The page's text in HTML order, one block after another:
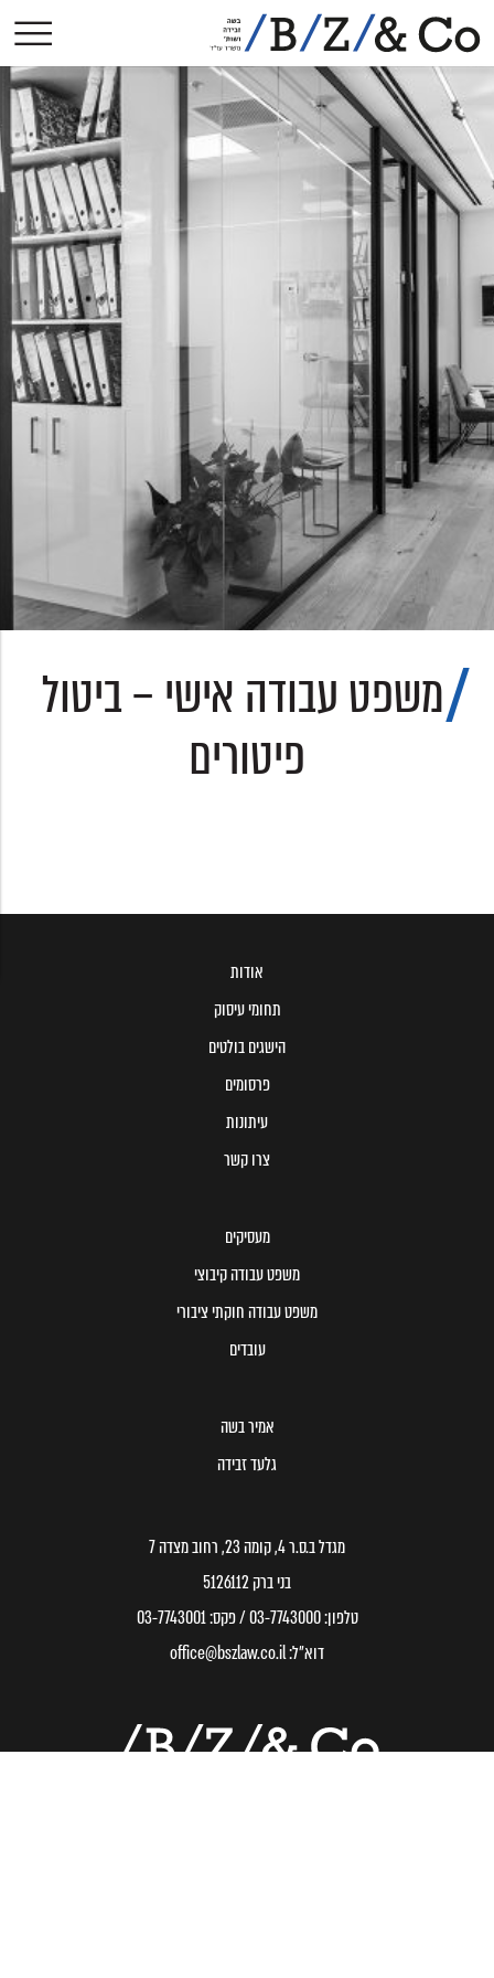
אודות
תחומי עיסוק
הישגים בולטים
הסכמים קיבוציים
פרסומים
עיתונות
משפט עבודה אישי – ביטול
פיטורים
אודות
תחומי עיסוק
הישגים בולטים
פרסומים
עיתונות
צרו קשר
מעסיקים
משפט עבודה קיבוצי
משפט עבודה חוקתי ציבורי
עובדים
אמיר בשה
גלעד זבידה
מגדל ב.ס.ר 4, קומה 23, רחוב מצדה 7
בני ברק 5126112
טלפון:03-7743000/ פקס:03-7743001
דוא״ל:office@bszlaw.co.il